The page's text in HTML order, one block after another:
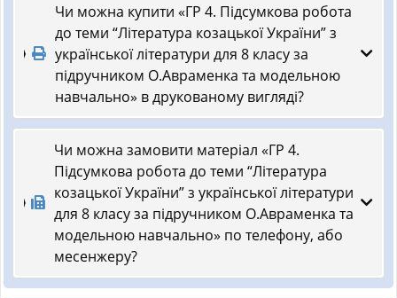
Чи можна купити «ГР 4. Підсумкова робота
до теми “Література козацької України” з
української літератури для 8 класу за
підручником О.Авраменка та модельною
навчально» в друкованому вигляді?
Чи можна замовити матеріал «ГР 4.
Підсумкова робота до теми “Література
козацької України” з української літератури
для 8 класу за підручником О.Авраменка та
модельною навчально» по телефону, або
месенжеру?